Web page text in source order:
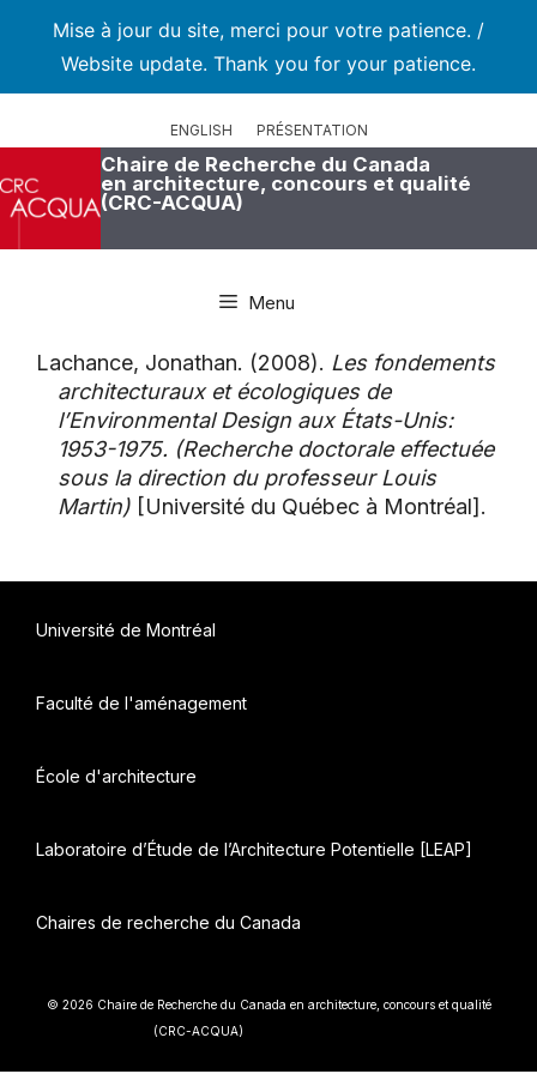
Mise à jour du site, merci pour votre patience. /
Website update. Thank you for your patience.
ENGLISH PRÉSENTATION
Chaire de Recherche du Canada
en architecture, concours et qualité
(CRC-ACQUA)
Menu
Lachance, Jonathan. (2008). Les fondements
architecturaux et écologiques de
l’Environmental Design aux États-Unis:
1953-1975. (Recherche doctorale effectuée
sous la direction du professeur Louis
Martin) [Université du Québec à Montréal].
Université de Montréal
Faculté de l'aménagement
École d'architecture
Laboratoire d’Étude de l’Architecture Potentielle [LEAP]
Chaires de recherche du Canada
© 2026 Chaire de Recherche du Canada en architecture, concours et qualité
(CRC-ACQUA)